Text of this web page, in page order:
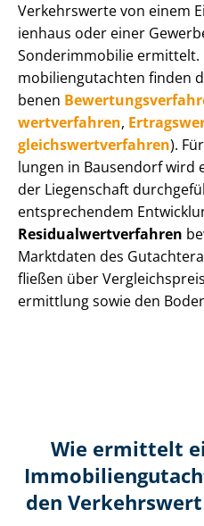
Verkehrswerte von einem
i­en­haus oder einer
Sonderimmobilie
mo­bi­li­en­gut­ach­ten finden
be­nen
wert­ver­fah­ren,
gleichs­wert­ver­fah­ren).
lun­gen in Bausendorf wird
der Liegenschaft
entsprechendem
Re­si­du­al­wert­ver­fah­ren
Marktdaten des
fließen über
ermitt­lung sowie den
Wie ermittelt
den